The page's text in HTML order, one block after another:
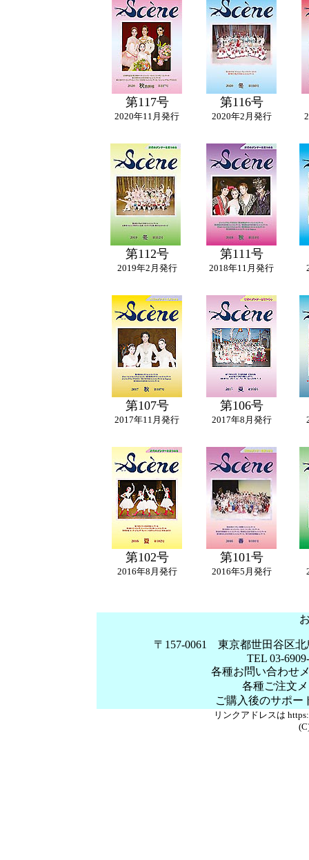
第117号
2020年11月発行
第116号
2020年2月発行
第112号
2019年2月発行
第111号
2018年11月発行
第107号
2017年11月発行
第106号
2017年8月発行
第102号
2016年8月発行
第101号
2016年5月発行
〒157-0061 東京都世田谷区
TEL 03-
各種お問い合わせ
各種ご注文
ご購入後のサポー
リンクアドレスは